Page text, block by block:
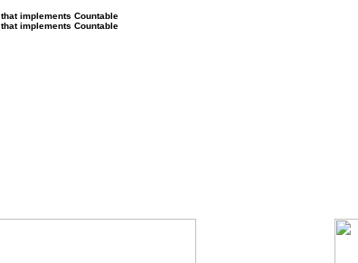
implements Countable
implements Countable